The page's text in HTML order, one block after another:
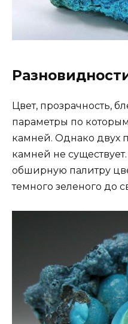
Цвет, прозрачность,
параметры по
камней. Однако двух
камней не
обширную палитру
темного зеленого до